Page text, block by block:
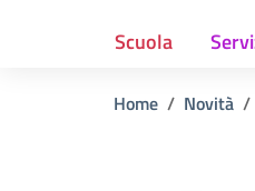
Scuola
Home Novità